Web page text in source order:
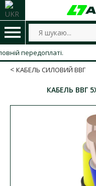
передоплаті.
КАБЕЛЬ СИЛОВИЙ ВВГ
КАБЕЛЬ ВВГ